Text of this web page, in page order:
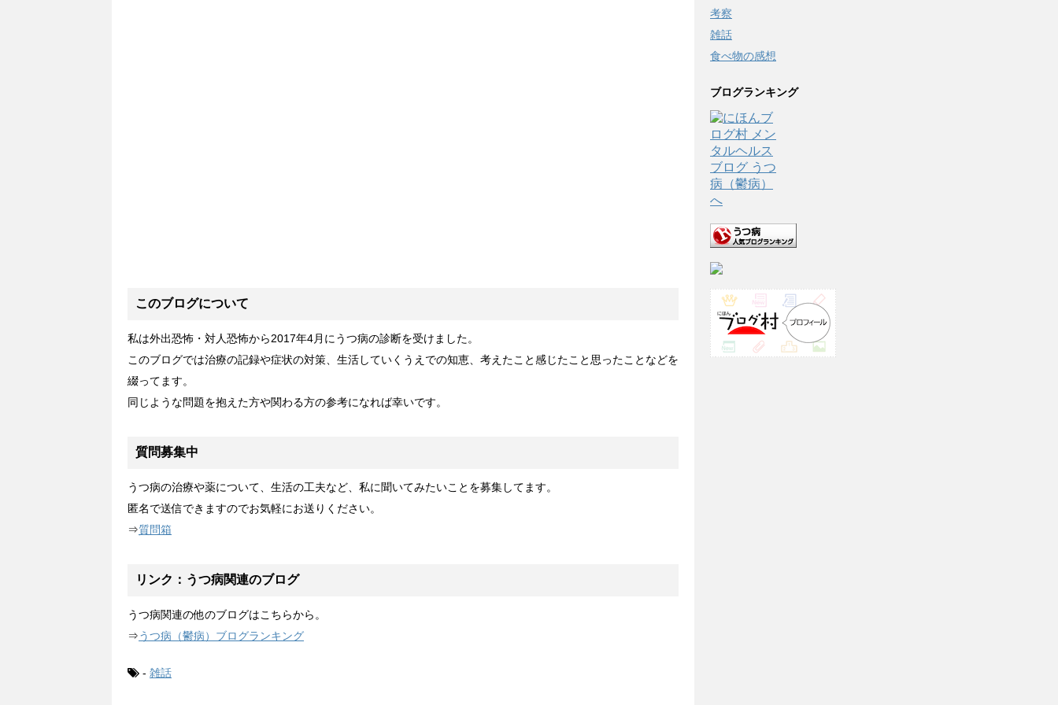
このブログについて
私は外出恐怖・対人恐怖から2017年4月にうつ病の診断を受けました。
このブログでは治療の記録や症状の対策、生活していくうえでの知恵、考えたこと感じたこと思ったことなどを
綴ってます。
同じような問題を抱えた方や関わる方の参考になれば幸いです。
質問募集中
うつ病の治療や薬について、生活の工夫など、私に聞いてみたいことを募集してます。
匿名で送信できますのでお気軽にお送りください。
⇒質問箱
リンク：うつ病関連のブログ
うつ病関連の他のブログはこちらから。
⇒うつ病（鬱病）ブログランキング
- 雑話
考察
雑話
食べ物の感想
ブログランキング